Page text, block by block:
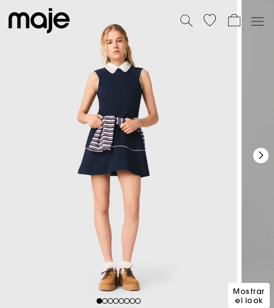
12345678
Mostrar
el look